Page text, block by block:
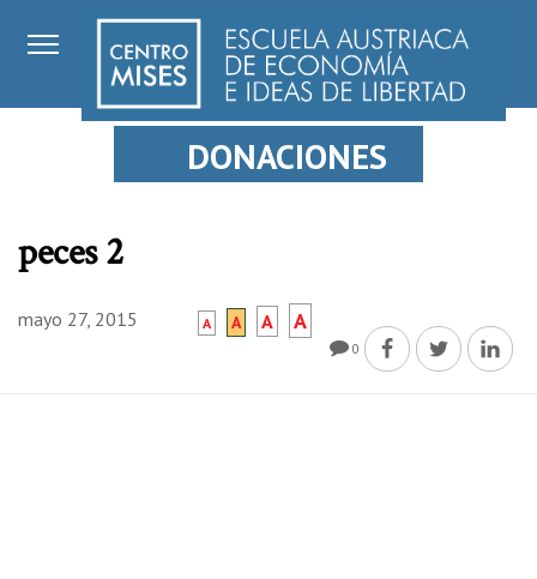
DONACIONES
peces 2
mayo 27, 2015 A A A A
0